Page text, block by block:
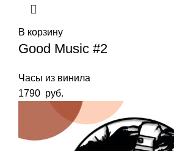
В корзину
Good Music #2
Часы из винила
1790 руб.